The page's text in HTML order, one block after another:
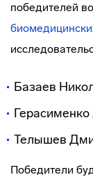
победителей
Базаев
Телышев
Победители